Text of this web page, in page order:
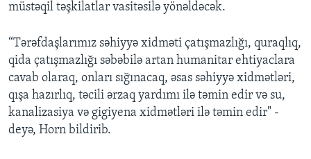
müstəqil təşkilatlar vasitəsilə yönəldəcək.
“Tərəfdaşlarımız səhiyyə xidməti çatışmazlığı, quraqlıq,
qida çatışmazlığı səbəbilə artan humanitar ehtiyaclara
cavab olaraq, onları sığınacaq, əsas səhiyyə xidmətləri,
qışa hazırlıq, təcili ərzaq yardımı ilə təmin edir və su,
kanalizasiya və gigiyena xidmətləri ilə təmin edir" -
deyə, Horn bildirib.